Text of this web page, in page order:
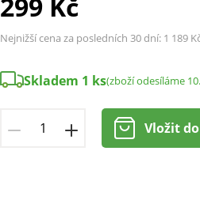
Nejnižší cena za posledních 30 dní: 1 189
Skladem 1 ks(zboží odesíláme
Vložit